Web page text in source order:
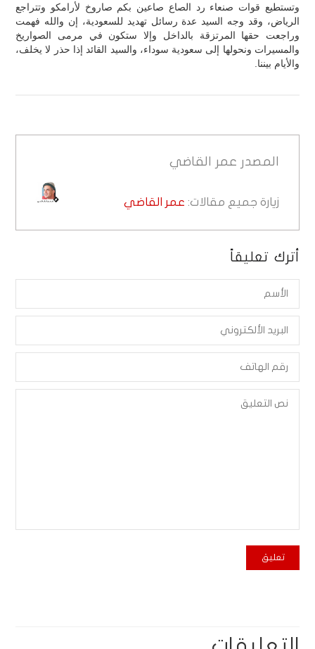
وتستطيع قوات صنعاء رد الصاع صاعين بكم صاروخ لأرامكو وتتراجع
الرياض، وقد وجه السيد عدة رسائل تهديد للسعودية، إن والله فهمت
وراجعت حقها المرتزقة بالداخل وإلا ستكون في مرمى الصواريخ
والمسيرات ونحولها إلى سعودية سوداء، والسيد القائد إذا حذر لا يخلف،
والأيام بيننا.
المصدر عمر القاضي
زيارة جميع مقالات: عمر القاضي
أترك تعليقاً